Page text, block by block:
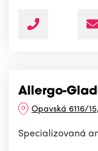
Allergo-
Opavská 6116/
Specializovaná